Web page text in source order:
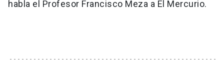
habla el Profesor Francisco Meza a El Mercurio.